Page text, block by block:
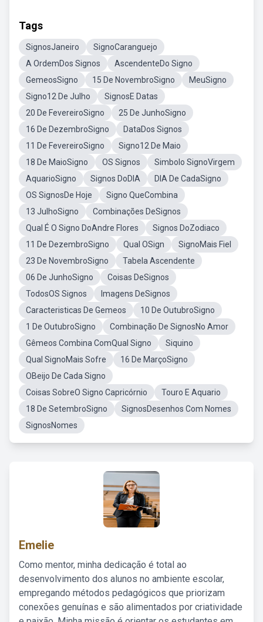
Tags
SignosJaneiro
SignoCaranguejo
A OrdemDos Signos
AscendenteDo Signo
GemeosSigno
15 De NovembroSigno
MeuSigno
Signo12 De Julho
SignosE Datas
20 De FevereiroSigno
25 De JunhoSigno
16 De DezembroSigno
DataDos Signos
11 De FevereiroSigno
Signo12 De Maio
18 De MaioSigno
OS Signos
Simbolo SignoVirgem
AquarioSigno
Signos DoDIA
DIA De CadaSigno
OS SignosDe Hoje
Signo QueCombina
13 JulhoSigno
Combinações DeSignos
Qual É O Signo DoAndre Flores
Signos DoZodiaco
11 De DezembroSigno
Qual OSign
SignoMais Fiel
23 De NovembroSigno
Tabela Ascendente
06 De JunhoSigno
Coisas DeSignos
TodosOS Signos
Imagens DeSignos
Caracteristicas De Gemeos
10 De OutubroSigno
1 De OutubroSigno
Combinação De SignosNo Amor
Gêmeos Combina ComQual Signo
Siquino
Qual SignoMais Sofre
16 De MarçoSigno
OBeijo De Cada Signo
Coisas SobreO Signo Capricórnio
Touro E Aquario
18 De SetembroSigno
SignosDesenhos Com Nomes
SignosNomes
Emelie
Como mentor, minha dedicação é total ao
desenvolvimento dos alunos no ambiente escolar,
empregando métodos pedagógicos que priorizam
conexões genuínas e são alimentados por criatividade